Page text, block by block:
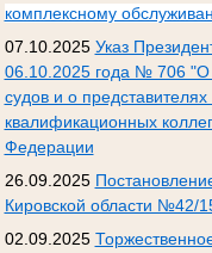
комплексному
07.10.2025 Указ
06.10.2025 года № 706 "О
судов и о
квалификационных
Федерации
26.09.2025
Кировской области №42/
02.09.2025